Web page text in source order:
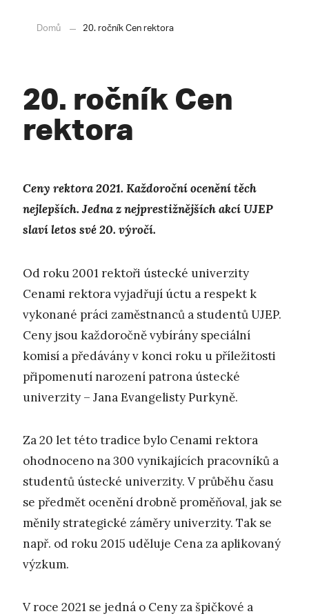
Domů 20. ročník Cen rektora
20. ročník Cen
rektora
Ceny rektora 2021. Každoroční ocenění těch
nejlepších. Jedna z nejprestižnějších akcí UJEP
slaví letos své 20. výročí.
Od roku 2001 rektoři ústecké univerzity
Cenami rektora vyjadřují úctu a respekt k
vykonané práci zaměstnanců a studentů UJEP.
Ceny jsou každoročně vybírány speciální
komisí a předávány v konci roku u příležitosti
připomenutí narození patrona ústecké
univerzity – Jana Evangelisty Purkyně.
Za 20 let této tradice bylo Cenami rektora
ohodnoceno na 300 vynikajících pracovníků a
studentů ústecké univerzity. V průběhu času
se předmět ocenění drobně proměňoval, jak se
měnily strategické záměry univerzity. Tak se
např. od roku 2015 uděluje Cena za aplikovaný
výzkum.
V roce 2021 se jedná o Ceny za špičkové a